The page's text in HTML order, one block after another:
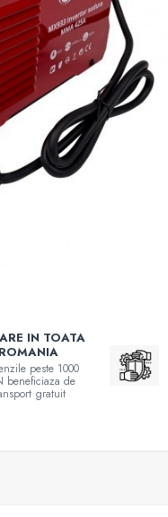
IN TOATA
ROMANIA
peste 1000
beneficiaza de
gratuit